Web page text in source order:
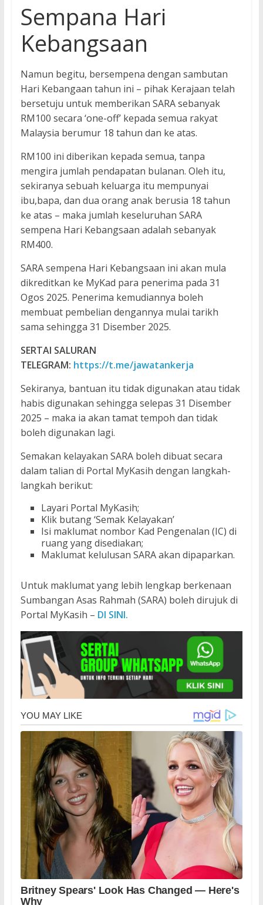
Sempana Hari
Kebangsaan
Namun begitu, bersempena dengan sambutan
Hari Kebangaan tahun ini – pihak Kerajaan telah
bersetuju untuk memberikan SARA sebanyak
RM100 secara ‘one-off’ kepada semua rakyat
Malaysia berumur 18 tahun dan ke atas.
RM100 ini diberikan kepada semua, tanpa
mengira jumlah pendapatan bulanan. Oleh itu,
sekiranya sebuah keluarga itu mempunyai
ibu,bapa, dan dua orang anak berusia 18 tahun
ke atas – maka jumlah keseluruhan SARA
sempena Hari Kebangsaan adalah sebanyak
RM400.
SARA sempena Hari Kebangsaan ini akan mula
dikreditkan ke MyKad para penerima pada 31
Ogos 2025. Penerima kemudiannya boleh
membuat pembelian dengannya mulai tarikh
sama sehingga 31 Disember 2025.
SERTAI SALURAN
TELEGRAM: https://t.me/jawatankerja
Sekiranya, bantuan itu tidak digunakan atau tidak
habis digunakan sehingga selepas 31 Disember
2025 – maka ia akan tamat tempoh dan tidak
boleh digunakan lagi.
Semakan kelayakan SARA boleh dibuat secara
dalam talian di Portal MyKasih dengan langkah-
langkah berikut:
Layari Portal MyKasih;
Klik butang ‘Semak Kelayakan’
Isi maklumat nombor Kad Pengenalan (IC) di
ruang yang disediakan;
Maklumat kelulusan SARA akan dipaparkan.
Untuk maklumat yang lebih lengkap berkenaan
Sumbangan Asas Rahmah (SARA) boleh dirujuk di
Portal MyKasih – DI SINI.